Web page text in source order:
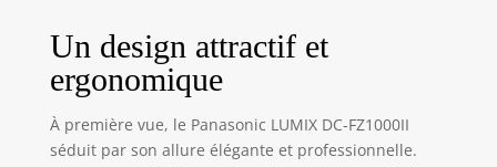
la vitesse
d'obturation
photographie ou
d'enregistrement
Un design attractif et
ergonomique
À première vue, le Panasonic LUMIX DC-FZ1000II
séduit par son allure élégante et professionnelle.